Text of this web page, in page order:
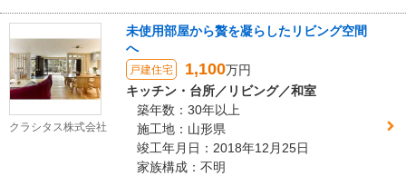
したが、長年住み続けた家に対する愛着と将来設計から、大
規模なリフォームをご決断されました。外壁、屋根、キッチ
ン、バス、廊下、クロス、障子戸に至るまで、不便を感じて
いた各所の見直しを行いました。中でも最もこだわった箇所
がキッチンです。断熱は勿論のこと、壁や収納に工夫を取り
入れ、さらに白を基調とし明るく落ち着いたデザインのキッ
チンをご提案させて頂きました。今ではダイニングテーブル
を中心に、ご家族やご友人との団らんの場となっているそう
クラシタス株式会社
未使用部屋から贅を凝らしたリビング空間
へ
戸建住宅 1,100万円
キッチン・台所／リビング／和室
築年数：30年以上
施工地：山形県
竣工年月日：2018年12月25日
家族構成：不明